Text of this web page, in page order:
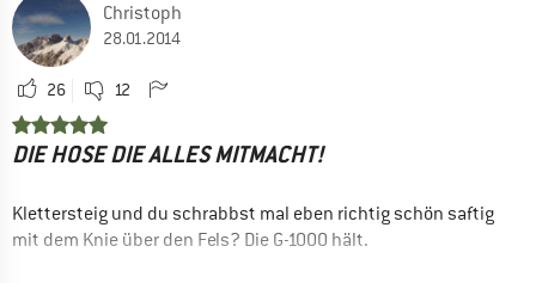
Christoph
28.01.2014
26 12
DIE HOSE DIE ALLES MITMACHT!
Klettersteig und du schrabbst mal eben richtig schön saftig
mit dem Knie über den Fels? Die G-1000 hält.